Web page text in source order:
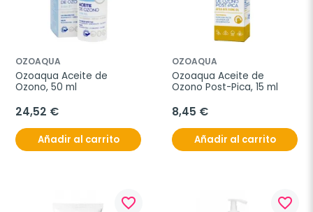
OZOAQUA
Ozoaqua Aceite de
Ozono, 50 ml
24,52 €
Añadir al carrito
OZOAQUA
Ozoaqua Aceite de
Ozono Post-Pica, 15 ml
8,45 €
Añadir al carrito
favorite_border favorite_border